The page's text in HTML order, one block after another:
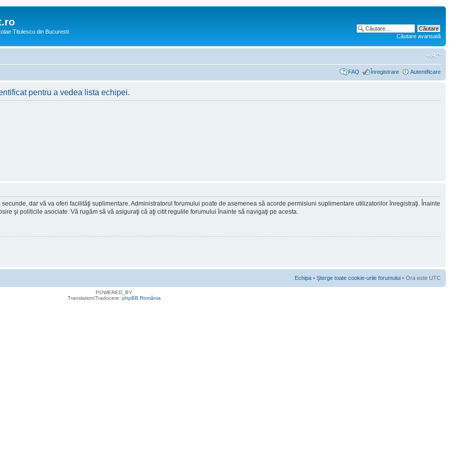
Titulescu din Bucuresti
Căutare avansată
FAQ Înregistrare Autentificare
pentru a vedea lista echipei.
dar vă va oferi facilităţi suplimentare. Administratorul forumului poate de asemenea să acorde permisiuni suplimentare utilizatorilor înregistraţi. Înainte
şi politicile asociate. Vă rugăm să vă asiguraţi că aţi citit regulile forumului înainte să navigaţi pe acesta.
Echipa • Şterge toate cookie-urile forumului • Ora este UTC
POWERED_BY
Translation/Traducere: phpBB România